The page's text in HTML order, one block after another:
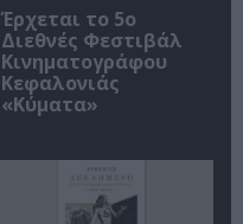
Έρχεται το 5ο
Διεθνές Φεστιβάλ
Κινηματογράφου
Κεφαλονιάς
«Κύματα»